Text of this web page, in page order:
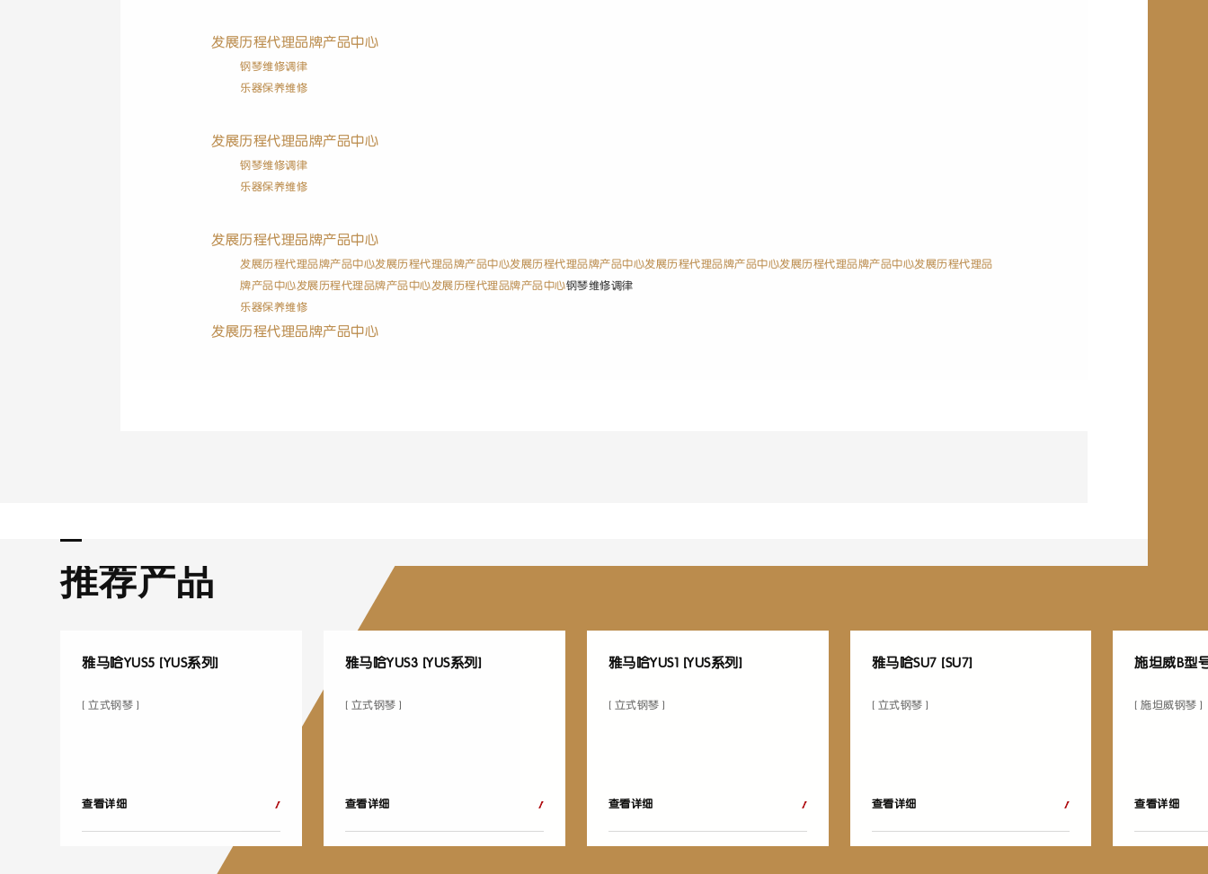
发展历程代理品牌产品中心
钢琴维修调律
乐器保养维修
发展历程代理品牌产品中心
钢琴维修调律
乐器保养维修
发展历程代理品牌产品中心
发展历程代理品牌产品中心发展历程代理品牌产品中心发展历程代理品牌产品中心发展历程代理品牌产品中心发展历程代理品牌产品中心发展历程代理品
牌产品中心发展历程代理品牌产品中心发展历程代理品牌产品中心钢琴维修调律
乐器保养维修
发展历程代理品牌产品中心
推荐产品
雅马哈YUS5 [YUS系列]
[ 立式钢琴 ]
查看详细
雅马哈YUS3 [YUS系列]
[ 立式钢琴 ]
查看详细
雅马哈YUS1 [YUS系列]
[ 立式钢琴 ]
查看详细
雅马哈SU7 [SU7]
[ 立式钢琴 ]
查看详细
施坦威B型
[ 施坦威钢琴 ]
查看详细